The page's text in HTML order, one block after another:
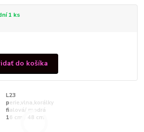
1 ks
do košíka
L23
perie,vlna,korálky
fialová/ modrá
16 cm / 48 cm